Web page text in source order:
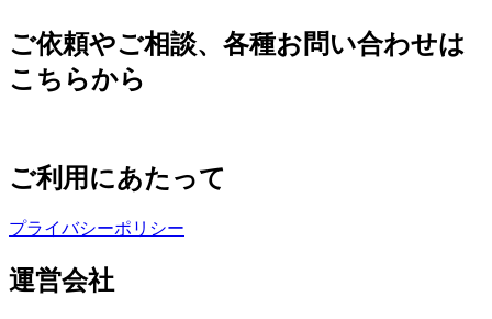
ご依頼やご相談、各種お問い合わせは
こちらから
ご利用にあたって
プライバシーポリシー
運営会社